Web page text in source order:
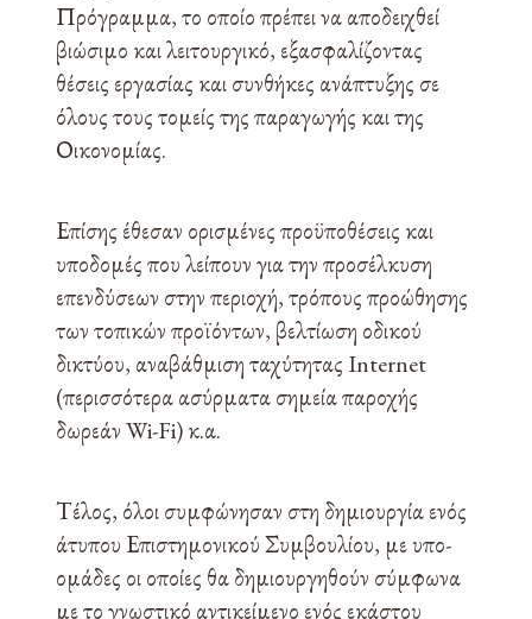
Πρόγραμμα, το οποίο πρέπει να αποδειχθεί
βιώσιμο και λειτουργικό, εξασφαλίζοντας
θέσεις εργασίας και συνθήκες ανάπτυξης σε
όλους τους τομείς της παραγωγής και της
Οικονομίας.
Επίσης έθεσαν ορισμένες προϋποθέσεις και
υποδομές που λείπουν για την προσέλκυση
επενδύσεων στην περιοχή, τρόπους προώθησης
των τοπικών προϊόντων, βελτίωση οδικού
δικτύου, αναβάθμιση ταχύτητας Internet
(περισσότερα ασύρματα σημεία παροχής
δωρεάν Wi-Fi) κ.α.
Τέλος, όλοι συμφώνησαν στη δημιουργία ενός
άτυπου Επιστημονικού Συμβουλίου, με υπο-
ομάδες οι οποίες θα δημιουργηθούν σύμφωνα
με το γνωστικό αντικείμενο ενός εκάστου